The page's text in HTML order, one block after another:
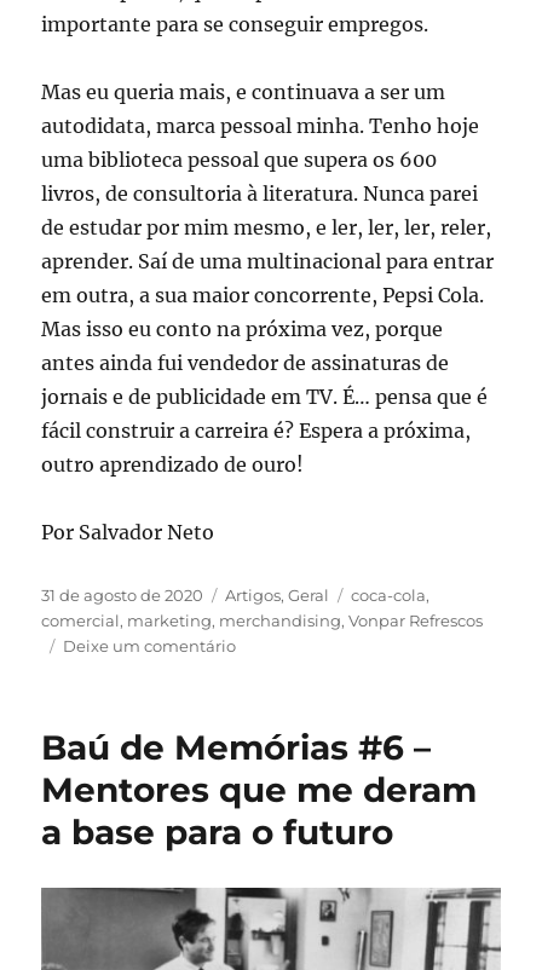
importante para se conseguir empregos.
Mas eu queria mais, e continuava a ser um
autodidata, marca pessoal minha. Tenho hoje
uma biblioteca pessoal que supera os 600
livros, de consultoria à literatura. Nunca parei
de estudar por mim mesmo, e ler, ler, ler, reler,
aprender. Saí de uma multinacional para entrar
em outra, a sua maior concorrente, Pepsi Cola.
Mas isso eu conto na próxima vez, porque
antes ainda fui vendedor de assinaturas de
jornais e de publicidade em TV. É… pensa que é
fácil construir a carreira é? Espera a próxima,
outro aprendizado de ouro!
Por Salvador Neto
Publicado
em
31 de agosto de 2020 Categorias
Artigos,Geral Tags
coca-cola,
comercial, marketing, merchandising,Vonpar Refrescos
Deixe um comentárioem
#7
Marketing
na
veia,
na
Coca
Cola
Baú de Memórias #6 –
Mentores que me deram
a base para o futuro